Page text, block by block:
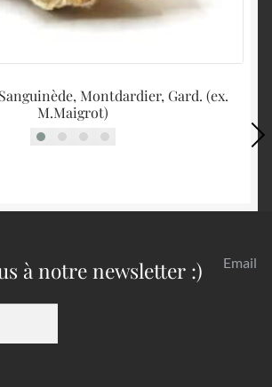
Montdardier, Gard. (ex.
M.Maigrot)
à notre newsletter :) Email